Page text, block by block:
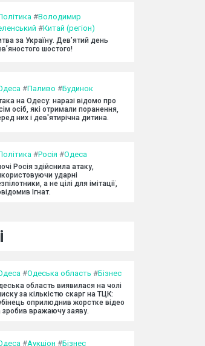
#Володимир
#Китай (регіон)
за Україну. Дев’ятий день
шостого!
#Паливо #Будинок
на Одесу: наразі відомо про
осіб, які отримали поранення,
них і дев'ятирічна дитина.
#Росія #Одеса
Росія здійснила атаку,
ударні
а не цілі для імітації,
Ігнат.
#Одеська область #Бізнес
область виявилася на чолі
за кількістю скарг на ТЦК:
оприлюднив жорстке відео
зробив вражаючу заяву.
#Аукціон #Бізнес